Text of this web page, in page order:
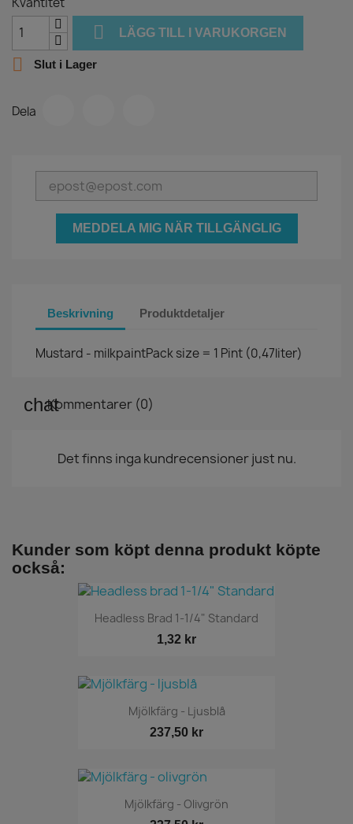
 LÄGG TILL I VARUKORGEN
 Slut i Lager
Dela
MEDDELA MIG NÄR TILLGÄNGLIG
Beskrivning Produktdetaljer
Mustard - milkpaintPack size = 1 Pint (0,47liter)
Kommentarer (0)
Det finns inga kundrecensioner just nu.
Kunder som köpt denna produkt köpte
också:
Headless Brad 1-1/4" Standard
1,32 kr
Mjölkfärg - Ljusblå
237,50 kr
Mjölkfärg - Olivgrön